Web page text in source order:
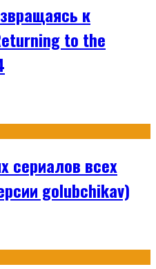
к
to the
сериалов всех
golubchikav)